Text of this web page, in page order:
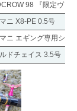
98 『限定ヴィ
ニ X8-PE 0.5号
ニ エギング専用ショ
ドチェイス 3.5号